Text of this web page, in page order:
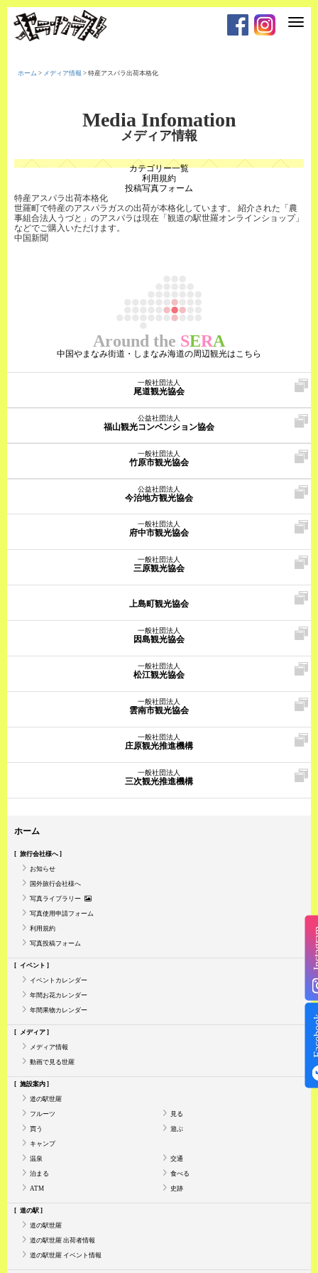
T
o
n
ホーム > メディア情報 > 特産アスパラ出荷本格化
Media Infomation
メディア情報
カテゴリー一覧
利用規約
投稿写真フォーム
特産アスパラ出荷本格化
世羅町で特産のアスパラガスの出荷が本格化しています。 紹介された「農
事組合法人うづと」のアスパラは現在「観道の駅世羅オンラインショップ」
などでご購入いただけます。
中国新聞
Around the SERA
中国やまなみ街道・しまなみ海道の周辺観光はこちら
一般社団法人
尾道観光協会
公益社団法人
福山観光コンベンション協会
一般社団法人
竹原市観光協会
公益社団法人
今治地方観光協会
一般社団法人
府中市観光協会
一般社団法人
三原観光協会
上島町観光協会
一般社団法人
因島観光協会
一般社団法人
松江観光協会
一般社団法人
雲南市観光協会
一般社団法人
庄原観光推進機構
一般社団法人
三次観光推進機構
ホーム
旅行会社様へ
お知らせ
国外旅行会社様へ
写真ライブラリー
写真使用申請フォーム
利用規約
写真投稿フォーム
イベント
イベントカレンダー
年間お花カレンダー
年間果物カレンダー
メディア
メディア情報
動画で見る世羅
施設案内
道の駅世羅
フルーツ 見る
買う 遊ぶ
キャンプ
温泉 交通
泊まる 食べる
ATM 史跡
道の駅
道の駅世羅
道の駅世羅 出荷者情報
道の駅世羅 イベント情報